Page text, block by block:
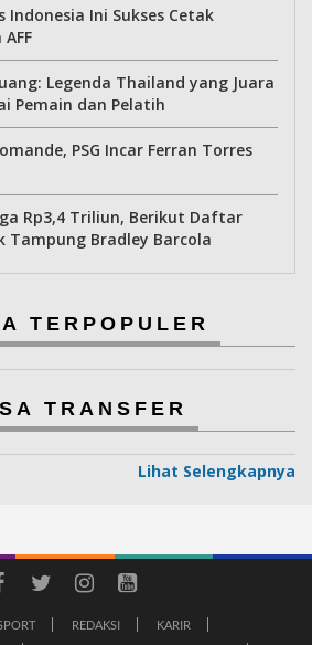
Indonesia Ini Sukses Cetak
Legenda Thailand yang Juara
Pemain dan Pelatih
PSG Incar Ferran Torres
Rp3,4 Triliun, Berikut Daftar
Tampung Bradley Barcola
TERPOPULER
TRANSFER
Lihat Selengkapnya
REDAKSI
KARIR